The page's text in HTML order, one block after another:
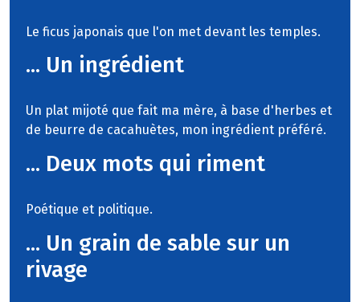
Le ficus japonais que l'on met devant les temples.
... Un ingrédient
Un plat mijoté que fait ma mère, à base d'herbes et
de beurre de cacahuètes, mon ingrédient préféré.
... Deux mots qui riment
Poétique et politique.
... Un grain de sable sur un
rivage